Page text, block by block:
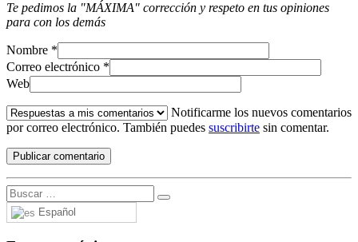
Te pedimos la "MÁXIMA" corrección y respeto en tus opiniones
para con los demás
Nombre *
Correo electrónico *
Web
Notificarme los nuevos comentarios
por correo electrónico. También puedes suscribirte sin comentar.
Español